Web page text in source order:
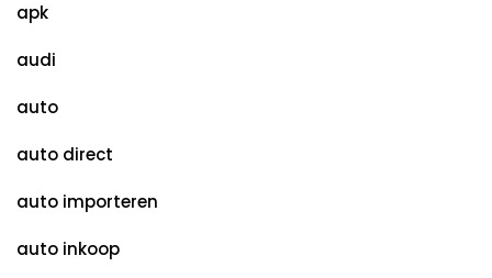
apk
audi
auto
auto direct
auto importeren
auto inkoop